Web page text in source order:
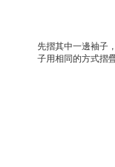
先摺其中一邊袖子
子用相同的方式摺疊